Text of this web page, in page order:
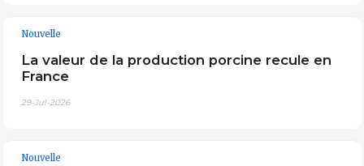
Nouvelle
La valeur de la production porcine recule en
France
29-Jul-2026
Nouvelle